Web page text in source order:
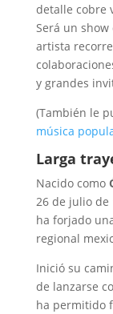
detalle cobre
Será un
artista
y grandes
(También le
música
Larga
Nacido como
26 de julio de
ha forjado
regional
Inició su
de lanzarse
ha permitido